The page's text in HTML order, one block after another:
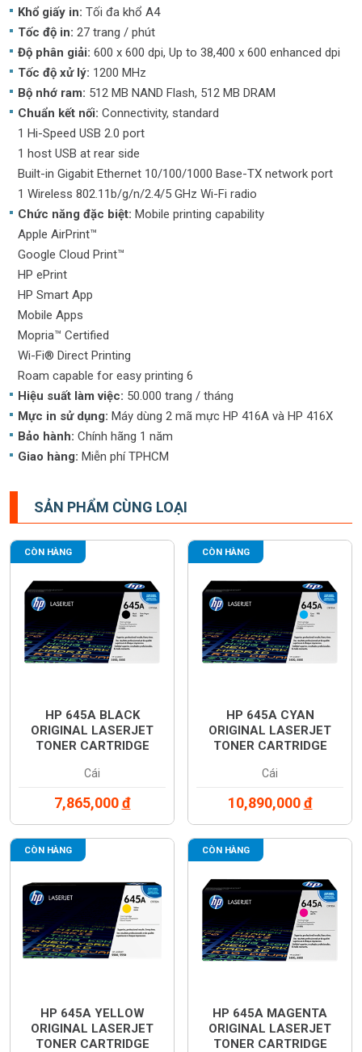
Khổ giấy in: Tối đa khổ A4
Tốc độ in: 27 trang / phút
Độ phân giải: 600 x 600 dpi, Up to 38,400 x 600 enhanced dpi
Tốc độ xử lý: 1200 MHz
Bộ nhớ ram: 512 MB NAND Flash, 512 MB DRAM
Chuẩn kết nối: Connectivity, standard
1 Hi-Speed USB 2.0 port
1 host USB at rear side
Built-in Gigabit Ethernet 10/100/1000 Base-TX network port
1 Wireless 802.11b/g/n/2.4/5 GHz Wi-Fi radio
Chức năng đặc biệt: Mobile printing capability
Apple AirPrint™
Google Cloud Print™
HP ePrint
HP Smart App
Mobile Apps
Mopria™ Certified
Wi-Fi® Direct Printing
Roam capable for easy printing 6
Hiệu suất làm việc: 50.000 trang / tháng
Mực in sử dụng: Máy dùng 2 mã mực HP 416A và HP 416X
Bảo hành: Chính hãng 1 năm
Giao hàng: Miễn phí TPHCM
SẢN PHẨM CÙNG LOẠI
CÒN HÀNG
HP 645A BLACK
ORIGINAL LASERJET
TONER CARTRIDGE
Cái
7,865,000đ
CÒN HÀNG
HP 645A CYAN
ORIGINAL LASERJET
TONER CARTRIDGE
Cái
10,890,000đ
CÒN HÀNG
HP 645A YELLOW
ORIGINAL LASERJET
TONER CARTRIDGE
CÒN HÀNG
HP 645A MAGENTA
ORIGINAL LASERJET
TONER CARTRIDGE